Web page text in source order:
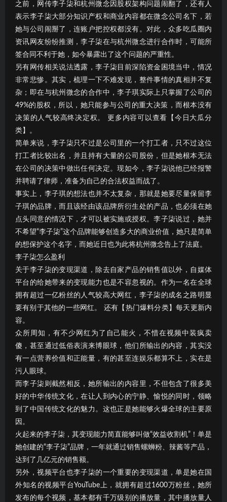
之前，网传李子柒和杭州微念因股权架构问题闹翻了，还有人
表示李子柒大部分知识产权和商业内容都在微念公司名下，若
她与公司闹掰了，连账户把控权都没有。对此，众多吃瓜圈内
资讯网友纷纷推测，李子柒在与杭州微念进行合作时，可能所
签合同不利于她，如今暴露出了这个问题的严重性。
另有网传相关说法透露，李子柒目前深陷资金困境当中，情况
非常悲惨。其实，梳理一下不难发现，整件事情的真相并不复
杂；即在与杭州微念的合作中，李子琪实际上只掌握了公司的
49%的股权，所以，她只能参与公司的重大决策，而根本没有
决策的人气较高终决定权。 更多内容可以查看【今日大瓜分
类】。
简单来说，李子柒只不过是公司里的一个打工者，只不过这位
打工者比较出名，并且持有大量的公司股份，但是她根本无法
在公司的决策中做出任何决定。现如今，李子柒说他已经报警
并聘请了律师，准备为自己的合法权益而战了。
事实上，李子琪的想法也并不太复杂，那就是她要尽量保留李
子琪的品牌，而且该经由该品牌所衍生处的产品，也必须在她
点头同意的情况下，才可以被实施或授权。李子柒说过，她并
不希望“李子柒”这个品牌能够创造多大的商业价值，她只是简单
的想保护这个名字，而她近日也为此将杭州微念告上了法庭。
李子柒怎么盈利
关于李子柒的变现渠道，除去自家产品的销售值以外，自媒体
平台的给她带来的变现能力也是不容忽视的。作为一名在全球
拥有超过一亿粉丝的人气较高大网红，李子柒的成名之路明显
要有别于其他的一些网红。 还有【热门爆料分类】每天更新内
容。
众所周知，有不少网红为了自己能火，不惜在视频中装疯卖
傻，甚至通过低俗表演来博眼球，他们所输出的内容，其实没
有一点营养价值和正能量，有的甚至连娱乐都算不上，实在是
污人眼球。
而李子柒则截然相反，她所输出的内容里，不但包含了很多美
好的中华传统文化，在让人到内心的宁静、愉悦的同时，领略
到了中国传统文化的魅力。这也正是她能够火爆全球的主要原
因。
火起来的李子柒，其变现能力简直能够叫做“效益收割机”！单是
她创建的“李子柒”品牌，一年就通过销售螺蛳粉、辣酱等产品，
达到了几亿元的销售额。
另外，视频平台也李子柒的一个重要的变现渠道，单是她在国
外知名的视频平台YouTube上，就拥有超过1600万粉丝，她所
发布的每个视频，基本都有千万级别的播放量，其中播放量人